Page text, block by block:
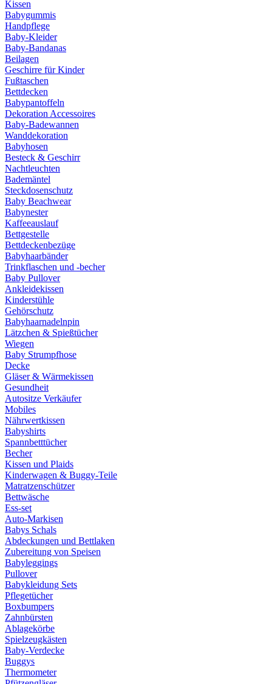
Kissen
Babygummis
Handpflege
Baby-Kleider
Baby-Bandanas
Beilagen
Geschirre für Kinder
Fußtaschen
Bettdecken
Babypantoffeln
Dekoration Accessoires
Baby-Badewannen
Wanddekoration
Babyhosen
Besteck & Geschirr
Nachtleuchten
Bademäntel
Steckdosenschutz
Baby Beachwear
Babynester
Kaffeeauslauf
Bettgestelle
Bettdeckenbezüge
Babyhaarbänder
Trinkflaschen und -becher
Baby Pullover
Ankleidekissen
Kinderstühle
Gehörschutz
Babyhaarnadelnpin
Lätzchen & Spießtücher
Wiegen
Baby Strumpfhose
Decke
Gläser & Wärmekissen
Gesundheit
Autositze Verkäufer
Mobiles
Nährwertkissen
Babyshirts
Spannbetttücher
Becher
Kissen und Plaids
Kinderwagen & Buggy-Teile
Matratzenschützer
Bettwäsche
Ess-set
Auto-Markisen
Babys Schals
Abdeckungen und Bettlaken
Zubereitung von Speisen
Babyleggings
Pullover
Babykleidung Sets
Pflegetücher
Boxbumpers
Zahnbürsten
Ablagekörbe
Spielzeugkästen
Baby-Verdecke
Buggys
Thermometer